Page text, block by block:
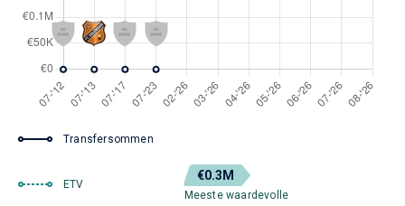
Transfersommen
ETV
€0.3M
Meeste waardevolle